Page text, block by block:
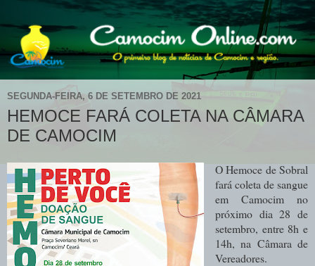
SEGUNDA-FEIRA, 6 DE SETEMBRO DE 2021
HEMOCE FARÁ COLETA NA CÂMARA
DE CAMOCIM
O Hemoce de Sobral
fará coleta de sangue
em Camocim no
próximo dia 28 de
setembro, entre 8h e
14h, na Câmara de
Vereadores.